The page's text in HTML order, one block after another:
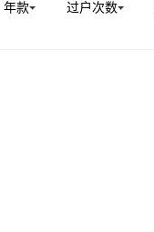
年款 过户次数